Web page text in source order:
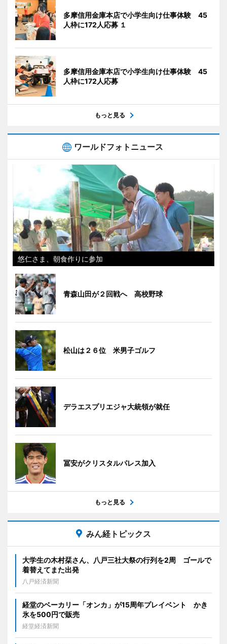
多摩信用金庫本店で小学生向け仕事体験 45
人枠に172人応募 １
多摩信用金庫本店で小学生向け仕事体験 45
人枠に172人応募
もっと見る
ワールドフォトニュース
悠仁さま、朝食作りに参加
青森山田が２回戦へ 高校野球
松山は２６位 米男子ゴルフ
デラエスプリエジャ大統領が就任
冨安がクリスタルパレス加入
もっと見る
みん経トピックス
大学生の木村栞さん、八戸三社大祭の行列を2周 ゴールで
着替えてまた出発
八戸経済新聞
経堂のベーカリー「オンカ」が15周年プレイベント かき
氷を500円で販売
経堂経済新聞